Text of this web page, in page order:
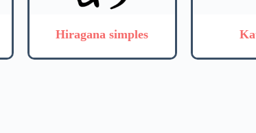
Hiragana simples